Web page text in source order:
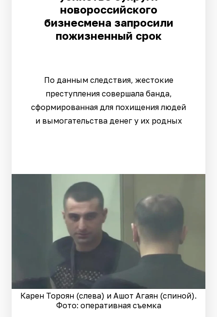
новороссийского
бизнесмена запросили
пожизненный срок
По данным следствия, жестокие
преступления совершала банда,
сформированная для похищения людей
и вымогательства денег у их родных
Карен Тороян (слева) и Ашот Агаян (спиной).
Фото: оперативная съемка